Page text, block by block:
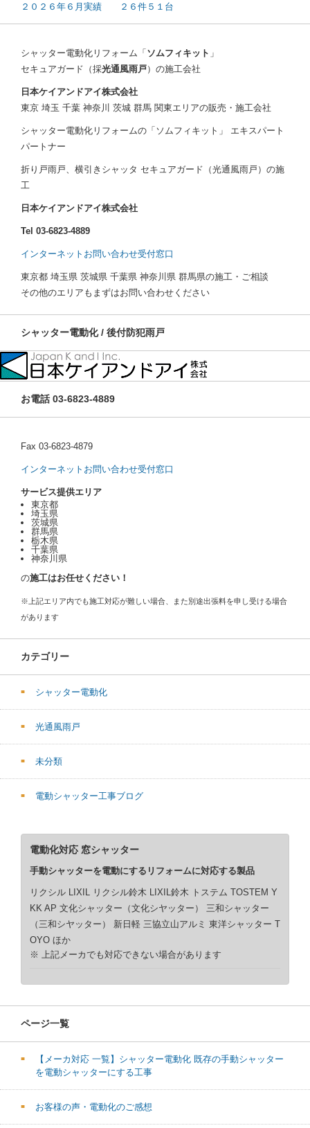
２０２６年６月実績 ２６件５１台
シャッター電動化リフォーム「 ソムフィキット 」
セキュアガード（採光通風雨戸）の施工会社
日本ケイアンドアイ株式会社
東京 埼玉 千葉 神奈川 茨城 群馬 関東エリアの販売・施工会社
シャッター電動化リフォームの「ソムフィキット」 エキスパート
パートナー
折り戸雨戸、横引きシャッタ セキュアガード（光通風雨戸）の施
工
日本ケイアンドアイ株式会社
Tel 03-6823-4889
インターネットお問い合わせ受付窓口
東京都 埼玉県 茨城県 千葉県 神奈川県 群馬県の施工・ご相談
その他のエリアもまずはお問い合わせください
シャッター電動化 / 後付防犯雨戸
お電話 03-6823-4889
Fax 03-6823-4879
インターネットお問い合わせ受付窓口
サービス提供エリア
東京都
埼玉県
茨城県
群馬県
栃木県
千葉県
神奈川県
の施工はお任せください！
※上記エリア内でも施工対応が難しい場合、また別途出張料を申し受ける場合
があります
カテゴリー
シャッター電動化
光通風雨戸
未分類
電動シャッター工事ブログ
電動化対応 窓シャッター
手動シャッターを電動にするリフォームに対応する製品
リクシル LIXIL リクシル鈴木 LIXIL鈴木 トステム TOSTEM Y
KK AP 文化シャッター（文化シヤッター） 三和シャッター
（三和シヤッター） 新日軽 三協立山アルミ 東洋シャッター T
OYO ほか
※ 上記メーカでも対応できない場合があります
ページ一覧
【メーカ対応 一覧】シャッター電動化 既存の手動シャッター
を電動シャッターにする工事
お客様の声・電動化のご感想